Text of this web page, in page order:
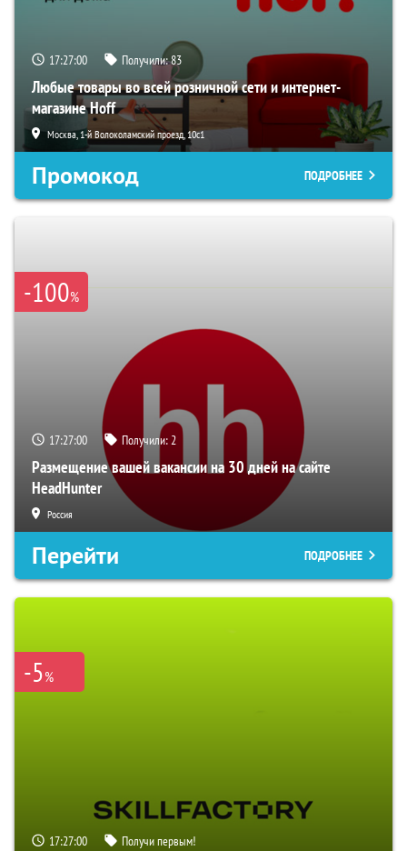
17:26:58 Получили:83
Любые товары во всей розничной сети и интернет-
магазине Hoff
Москва, 1-й Волоколамский проезд, 10с1
Промокод ПОДРОБНЕЕ
-100%
17:26:58 Получили:2
Размещение вашей вакансии на 30 дней на сайте
HeadHunter
Россия
Перейти ПОДРОБНЕЕ
-5%
17:26:58 Получи первым!